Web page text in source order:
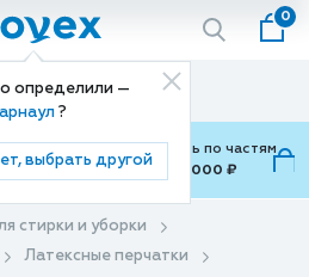
определили —
?
выбрать другой
0
Способ доставки
Доставка
Можно оплатить по частям
от 700 ₽ до 15,000 ₽
стирки и уборки
Латексные перчатки